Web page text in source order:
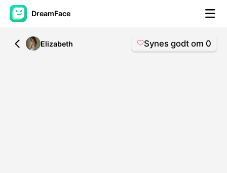
DreamFace
AI-værktøjer
All
Elizabeth Synes godt om 0